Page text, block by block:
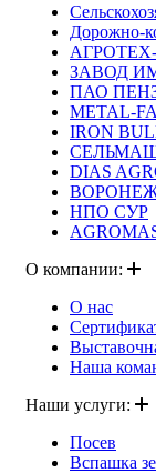
Дорожно-
ЗАВОД
ПАО
METAL-
IRON
DIAS
НПО СУР
О компании:
О нас
Наша
Наши услуги:
Посев
Вспашка